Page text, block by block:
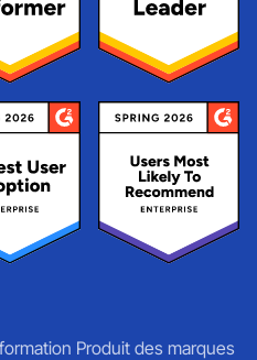
Produit des marques